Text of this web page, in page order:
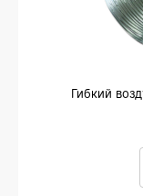
Гибкий